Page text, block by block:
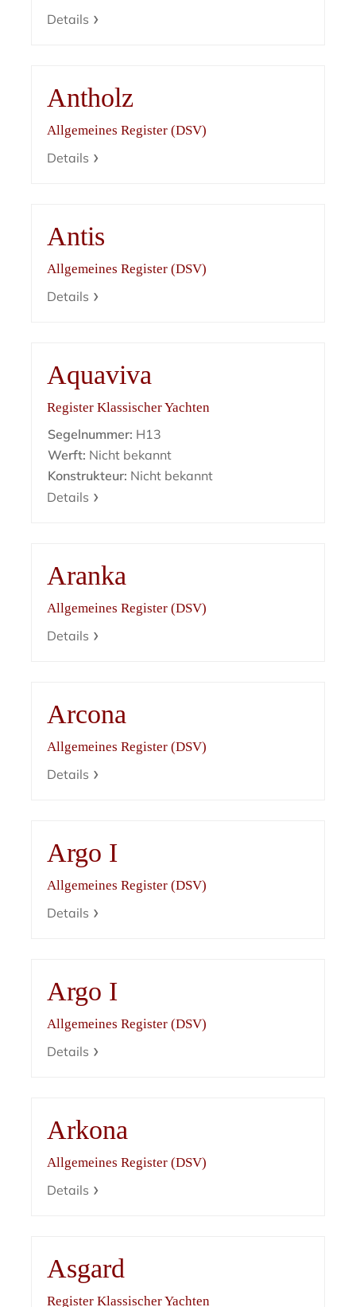
Details
Antholz
Allgemeines Register (DSV)
Details
Antis
Allgemeines Register (DSV)
Details
Aquaviva
Register Klassischer Yachten
Segelnummer: H13
Werft: Nicht bekannt
Konstrukteur: Nicht bekannt
Details
Aranka
Allgemeines Register (DSV)
Details
Arcona
Allgemeines Register (DSV)
Details
Argo I
Allgemeines Register (DSV)
Details
Argo I
Allgemeines Register (DSV)
Details
Arkona
Allgemeines Register (DSV)
Details
Asgard
Register Klassischer Yachten